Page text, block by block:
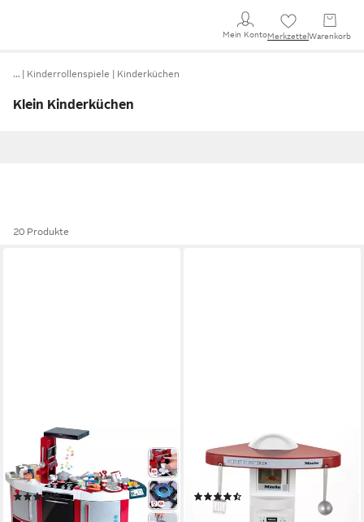
Mein KontoMerkzettel Warenkorb
… Kinderrollenspiele Kinderküchen
Klein Kinderküchen
20 Produkte
KLEIN
Spielküche MIELE Küche
STAR, Made in Germany
(14)
109,99 € UVP149,99 €
KLEIN
Spielküche Miele Küche
Triangel, Made in Germany
(95)
56,70 € 87,99 €